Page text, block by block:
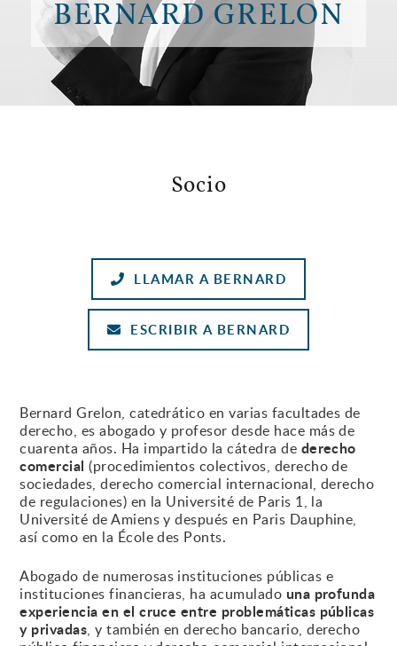
BERNARD GRELON
Socio
LLAMAR A BERNARD
ESCRIBIR A BERNARD
Bernard Grelon, catedrático en varias facultades de
derecho, es abogado y profesor desde hace más de
cuarenta años. Ha impartido la cátedra de derecho
comercial (procedimientos colectivos, derecho de
sociedades, derecho comercial internacional, derecho
de regulaciones) en la Université de Paris 1, la
Université de Amiens y después en Paris Dauphine,
así como en la École des Ponts.
Abogado de numerosas instituciones públicas e
instituciones financieras, ha acumulado una profunda
experiencia en el cruce entre problemáticas públicas
y privadas, y también en derecho bancario, derecho